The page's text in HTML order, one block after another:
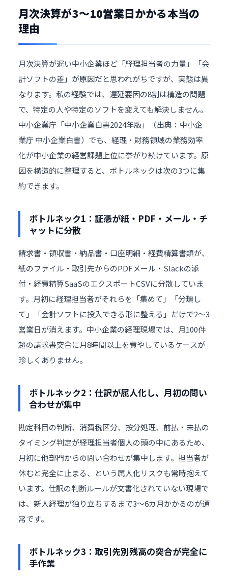
月次決算が3〜10営業日かかる本当の
理由
月次決算が遅い中小企業ほど「経理担当者の力量」「会
計ソフトの差」が原因だと思われがちですが、実態は異
なります。私の経験では、遅延要因の8割は構造の問題
で、特定の人や特定のソフトを変えても解決しません。
中小企業庁「中小企業白書2024年版」（出典： 中小企
業庁 中小企業白書）でも、経理・財務領域の業務効率
化が中小企業の経営課題上位に挙がり続けています。原
因を構造的に整理すると、ボトルネックは次の3つに集
約できます。
ボトルネック1：証憑が紙・PDF・メール・チ
ャットに分散
請求書・領収書・納品書・口座明細・経費精算書類が、
紙のファイル・取引先からのPDFメール・Slackの添
付・経費精算SaaSのエクスポートCSVに分散していま
す。月初に経理担当者がそれらを「集めて」「分類し
て」「会計ソフトに投入できる形に整える」だけで2〜3
営業日が消えます。中小企業の経理現場では、月100件
超の請求書突合に月8時間以上を費やしているケースが
珍しくありません。
ボトルネック2：仕訳が属人化し、月初の問い
合わせが集中
勘定科目の判断、消費税区分、按分処理、前払・未払の
タイミング判定が経理担当者個人の頭の中にあるため、
月初に他部門からの問い合わせが集中します。担当者が
休むと完全に止まる、という属人化リスクも常時抱えて
います。仕訳の判断ルールが文書化されていない現場で
は、新人経理が独り立ちするまで3〜6カ月かかるのが通
常です。
ボトルネック3：取引先別残高の突合が完全に
手作業